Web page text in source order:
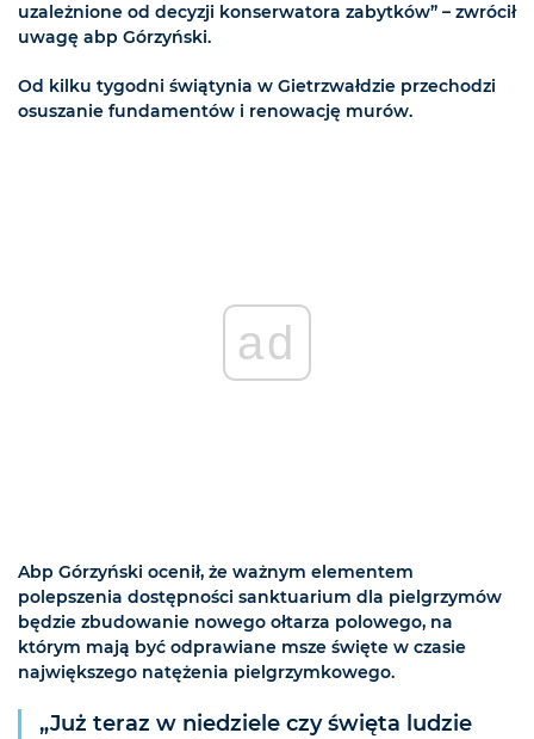
uzależnione od decyzji konserwatora zabytków” – zwrócił
uwagę abp Górzyński.
Od kilku tygodni świątynia w Gietrzwałdzie przechodzi
osuszanie fundamentów i renowację murów.
ad
Abp Górzyński ocenił, że ważnym elementem
polepszenia dostępności sanktuarium dla pielgrzymów
będzie zbudowanie nowego ołtarza polowego, na
którym mają być odprawiane msze święte w czasie
największego natężenia pielgrzymkowego.
„Już teraz w niedziele czy święta ludzie